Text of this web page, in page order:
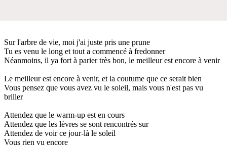
Sur l'arbre de vie, moi j'ai juste pris une prune
Tu es venu le long et tout a commencé à fredonner
Néanmoins, il ya fort à parier très bon, le meilleur est encore à venir
Le meilleur est encore à venir, et la coutume que ce serait bien
Vous pensez que vous avez vu le soleil, mais vous n'est pas vu
briller
Attendez que le warm-up est en cours
Attendez que les lèvres se sont rencontrés sur
Attendez de voir ce jour-là le soleil
Vous rien vu encore